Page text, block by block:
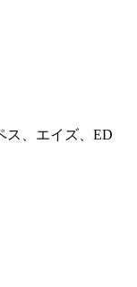
ス、エイズ、ED